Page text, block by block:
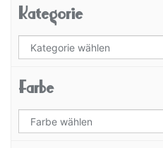
Kategorie
Farbe